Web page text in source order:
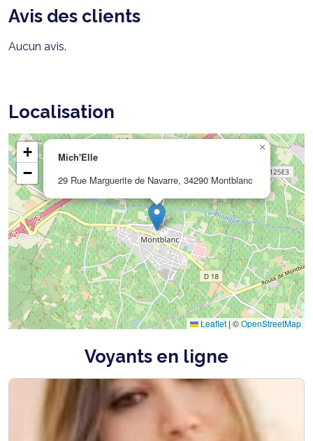
Avis des clients
Aucun avis.
Localisation
Mich'Elle
29 Rue Marguerite de Navarre, 34290 Montblanc
×
+
−
Leaflet | ©OpenStreetMap
Voyants en ligne